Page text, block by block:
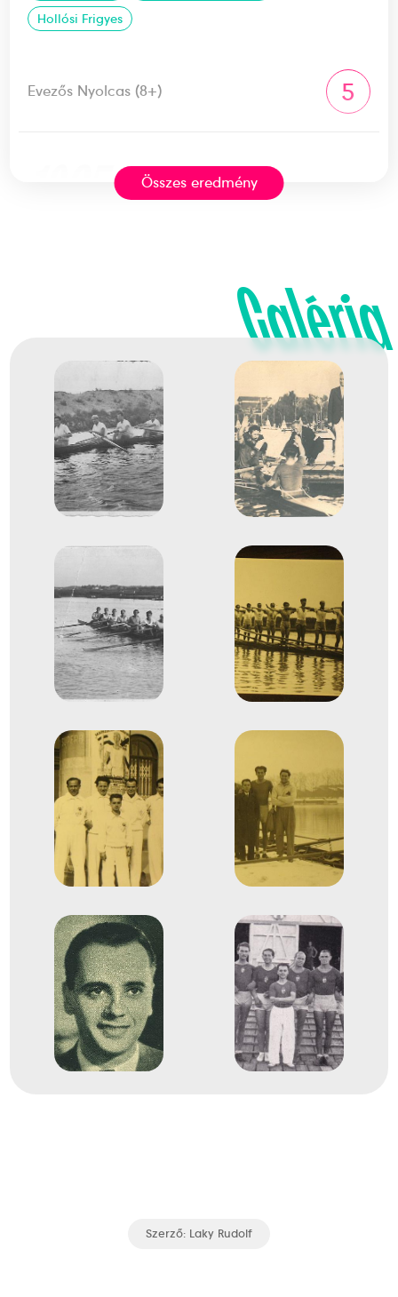
Hollósi Frigyes
Evezős Nyolcas (8+) 5
1935. aug.
Berlin (Grünau)
Evezés Európa-bajnokság
Dr. Ballya Hugó
Domonkos Pál Antal
Kapossy Imre
Kereszthy Ervin Vilmos
dr. Korompay Sándor
Szabó László
Szendey Antal Gyula
Hollósi Frigyes
Evezős Nyolcas (8+)
1933
1933. aug.
Dr. Ballya Hugó
Kereszthy Ervin Vilmos
Szabó László
Hollósi Frigyes
Dr. Gyurkóczy Károly
Evezős Kormányos négyes
1938
1938. szept.
Olaszország
Összes eredmény
Galéria
Szerző: Laky Rudolf